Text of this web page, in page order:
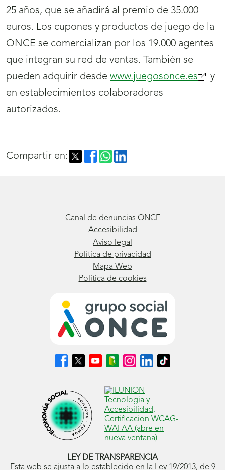
25 años, que se añadirá al premio de 35.000
euros. Los cupones y productos de juego de la
ONCE se comercializan por los 19.000 agentes
que integran su red de ventas. También se
pueden adquirir desde www.juegosonce.es(se y
en establecimientos colaboradores
autorizados.
Compartir en:
Canal de denuncias ONCE
Accesibilidad
Aviso legal
Política de privacidad
Mapa Web
Política de cookies
Síguenos
en
abrirá
en
ventana
nueva)
Síguenos
en
abrirá
en
ventana
nueva)
Síguenos
en
abrirá
en
ventana
nueva)
Síguenos
en
Blog
ONCE
(se
abrirá
en
ventana
nueva)
Síguenos
en
(se
abrirá
en
ventana
nueva)
Síguenos
en
(se
abrirá
en
ventana
nueva)
Síguenos
en
ventana
nueva)
LEY DE TRANSPARENCIA
Esta web se ajusta a lo establecido en la Ley 19/2013, de 9